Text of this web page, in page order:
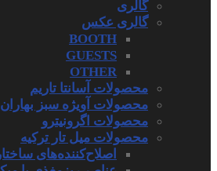
گالری
گالری عکس
BOOTH
GUESTS
OTHER
محصولات آسانتا تاریم
محصولات آویژه سبز بهاران
محصولات اگرونیترو
محصولات میل تار ترکیه
اصلاح‌کننده‌های